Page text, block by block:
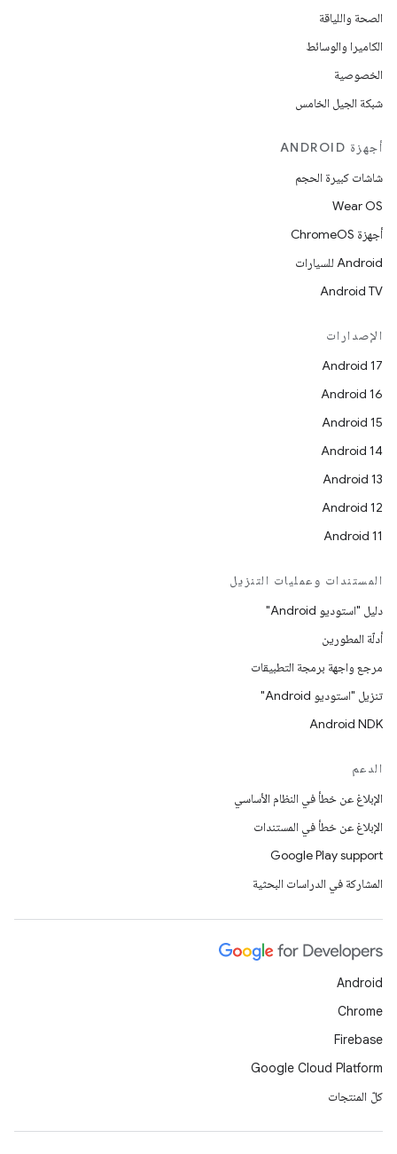
الصحة واللياقة
الكاميرا والوسائط
الخصوصية
شبكة الجيل الخامس
أجهزة ANDROID
شاشات كبيرة الحجم
Wear OS
أجهزة ChromeOS
Android للسيارات
Android TV
الإصدارات
Android 17
Android 16
Android 15
Android 14
Android 13
Android 12
Android 11
المستندات وعمليات التنزيل
دليل "استوديو Android"
أدلّة المطورين
مرجع واجهة برمجة التطبيقات
تنزيل "استوديو Android"
Android NDK
الدعم
الإبلاغ عن خطأ في النظام الأساسي
الإبلاغ عن خطأ في المستندات
Google Play support
المشاركة في الدراسات البحثية
Android
Chrome
Firebase
Google Cloud Platform
كلّ المنتجات